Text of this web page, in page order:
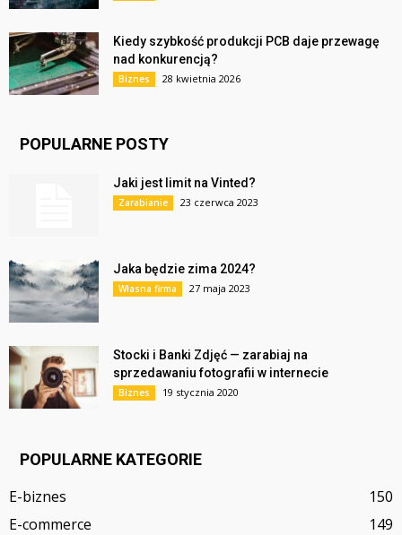
Kiedy szybkość produkcji PCB daje przewagę
nad konkurencją?
Biznes 28 kwietnia 2026
POPULARNE POSTY
Jaki jest limit na Vinted?
Zarabianie 23 czerwca 2023
Jaka będzie zima 2024?
Własna firma 27 maja 2023
Stocki i Banki Zdjęć — zarabiaj na
sprzedawaniu fotografii w internecie
Biznes 19 stycznia 2020
POPULARNE KATEGORIE
E-biznes
150
E-commerce
149